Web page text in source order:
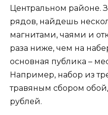
Центральном районе.
рядов, найдешь
магнитами, чаями и
раза ниже, чем на
основная публика –
Например, набор из
травяным сбором
рублей.